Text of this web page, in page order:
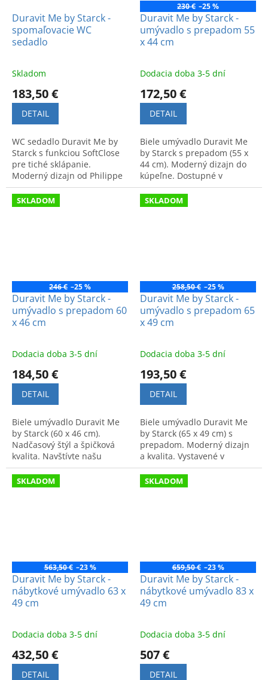
Duravit Me by Starck -
spomaľovacie WC
sedadlo
Skladom
183,50 €
DETAIL
WC sedadlo Duravit Me by
Starck s funkciou SoftClose
pre tiché sklápanie.
Moderný dizajn od Philippe
Starcka prináša vysoký
komfort a kvalitu do
kúpeľne.
230 € –25 %
Duravit Me by Starck -
umývadlo s prepadom 55
x 44 cm
Dodacia doba 3-5 dní
172,50 €
DETAIL
Biele umývadlo Duravit Me
by Starck s prepadom (55 x
44 cm). Moderný dizajn do
kúpeľne. Dostupné v
predajni OD Drevona,
Výhonská 1, Bratislava.
SKLADOM
246 € –25 %
Duravit Me by Starck -
umývadlo s prepadom 60
x 46 cm
Dodacia doba 3-5 dní
184,50 €
DETAIL
Biele umývadlo Duravit Me
by Starck (60 x 46 cm).
Nadčasový štýl a špičková
kvalita. Navštívte našu
predajňu v Bratislave (OD
Drevona).
SKLADOM
258,50 € –25 %
Duravit Me by Starck -
umývadlo s prepadom 65
x 49 cm
Dodacia doba 3-5 dní
193,50 €
DETAIL
Biele umývadlo Duravit Me
by Starck (65 x 49 cm) s
prepadom. Moderný dizajn
a kvalita. Vystavené v
predajni v Bratislave, OD
Drevona na Výhonskej 1.
SKLADOM
563,50 € –23 %
Duravit Me by Starck -
nábytkové umývadlo 63 x
49 cm
Dodacia doba 3-5 dní
432,50 €
DETAIL
SKLADOM
659,50 € –23 %
Duravit Me by Starck -
nábytkové umývadlo 83 x
49 cm
Dodacia doba 3-5 dní
507 €
DETAIL